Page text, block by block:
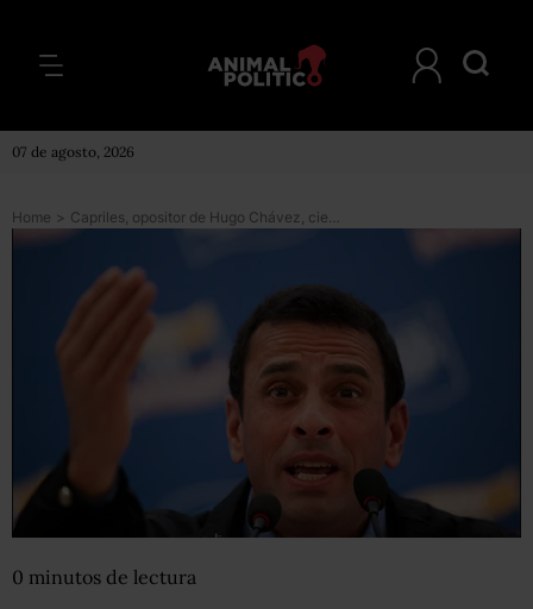
07 de agosto, 2026
Home > Capriles, opositor de Hugo Chávez, cierra campaña presidencial
0 minutos de lectura